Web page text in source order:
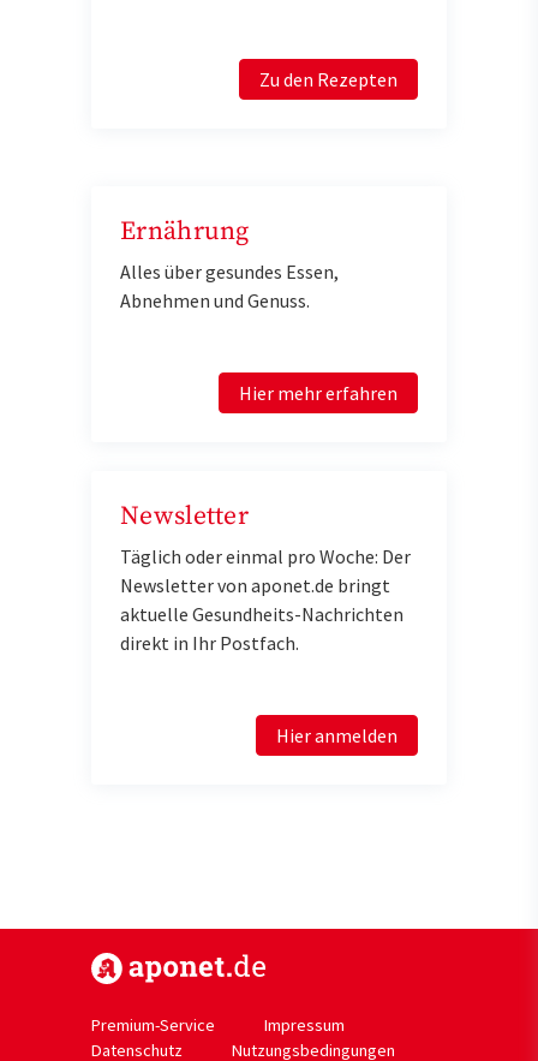
Zu den Rezepten
Ernährung
Alles über gesundes Essen,
Abnehmen und Genuss.
Hier mehr erfahren
Newsletter
Täglich oder einmal pro Woche: Der
Newsletter von aponet.de bringt
aktuelle Gesundheits-Nachrichten
direkt in Ihr Postfach.
Hier anmelden
Premium-Service
Impressum
Datenschutz
Nutzungsbedingungen